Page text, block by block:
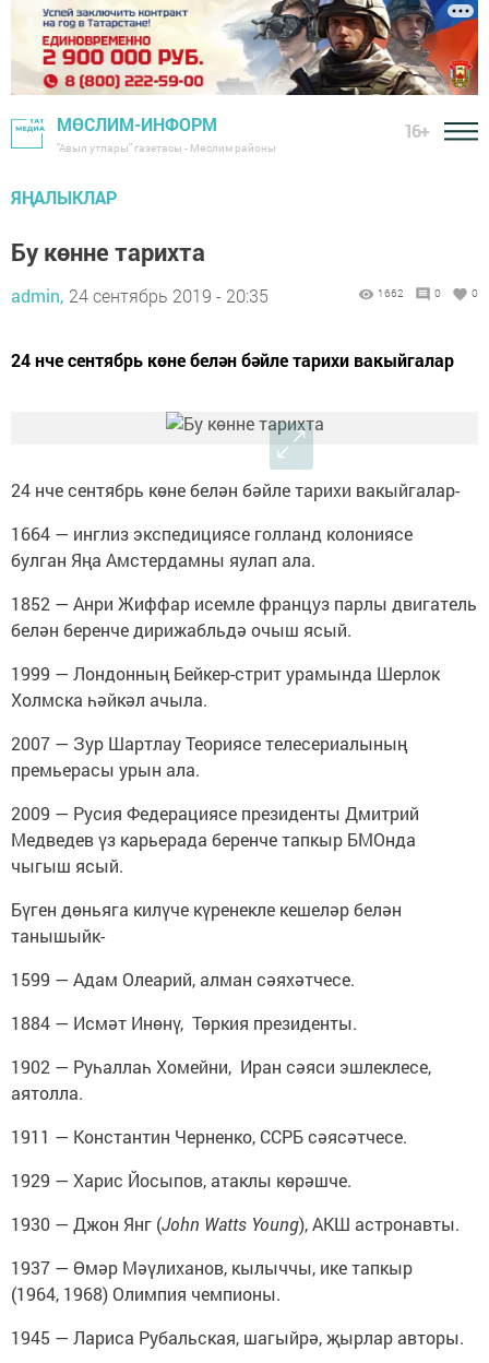
МӨСЛИМ-ИНФОРМ
"Авыл утлары" газетасы - Мөслим районы
16+
ЯҢАЛЫКЛАР
Бу көнне тарихта
admin, 24 сентябрь 2019 - 20:35 1662 0 0
24 нче сентябрь көне белән бәйле тарихи вакыйгалар
24 нче сентябрь көне белән бәйле тарихи вакыйгалар-
1664 — инглиз экспедициясе голланд колониясе
булган Яңа Амстердамны яулап ала.
1852 — Анри Жиффар исемле француз парлы двигатель
белән беренче дирижабльдә очыш ясый.
1999 — Лондонның Бейкер-стрит урамында Шерлок
Холмска һәйкәл ачыла.
2007 — Зур Шартлау Теориясе телесериалының
премьерасы урын ала.
2009 — Русия Федерациясе президенты Дмитрий
Медведев үз карьерада беренче тапкыр БМОнда
чыгыш ясый.
Бүген дөньяга килүче күренекле кешеләр белән
танышыйк-
1599 — Адам Олеарий, алман сәяхәтчесе.
1884 — Исмәт Инөнү, Төркия президенты.
1902 — Руһаллаһ Хомейни, Иран сәяси эшлеклесе,
аятолла.
1911 — Константин Черненко, ССРБ сәясәтчесе.
1929 — Харис Йосыпов, атаклы көрәшче.
1930 — Джон Янг (John Watts Young), АКШ астронавты.
1937 — Өмәр Мәүлиханов, кылыччы, ике тапкыр
(1964, 1968) Олимпия чемпионы.
1945 — Лариса Рубальская, шагыйрә, җырлар авторы.